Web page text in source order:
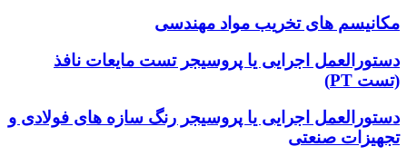
مکانیسم های تخریب مواد مهندسی
دستورالعمل اجرایی یا پروسیجر تست مایعات نافذ
(تست PT)
دستورالعمل اجرایی یا پروسیجر رنگ سازه های فولادی و
تجهیزات صنعتی